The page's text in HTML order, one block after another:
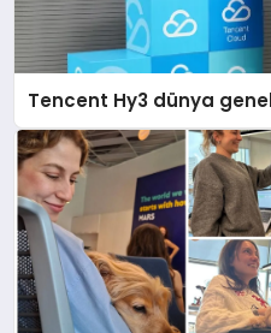
Tencent Hy3 dünya